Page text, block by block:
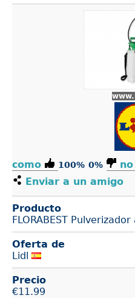
como 100% 0%
Enviar a un amigo
Producto
FLORABEST
Oferta de
Lidl
Precio
€11.99